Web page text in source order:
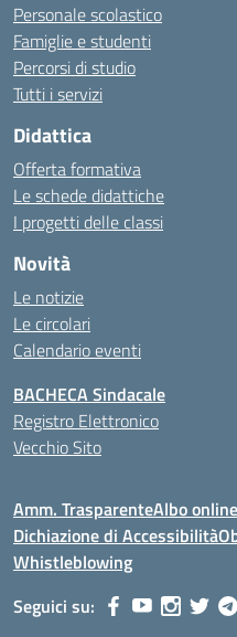
Personale scolastico
Famiglie e studenti
Percorsi di studio
Tutti i servizi
Didattica
Offerta formativa
Le schede didattiche
I progetti delle classi
Novità
Le notizie
Le circolari
Calendario eventi
BACHECA Sindacale
Registro Elettronico
Vecchio Sito
Amm. TrasparenteAlbo online
Dichiazione di Accessibilità
Whistleblowing
Seguici su: